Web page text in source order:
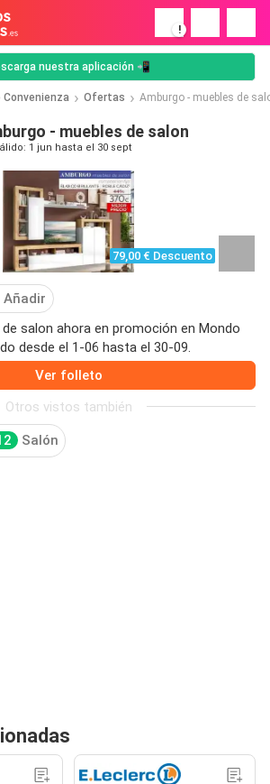
!
nuestra aplicación 📲
Convenienza Ofertas Amburgo - muebles de
- muebles de salon
1 jun hasta el 30 sept
79,00 € Descuento
Añadir
salon ahora en promoción en Mondo
desde el 1-06 hasta el 30-09.
Ver folleto
Otros vistos también
Salón